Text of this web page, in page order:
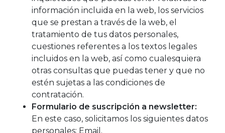
información incluida en la web, los servicios
que se prestan a través de la web, el
tratamiento de tus datos personales,
cuestiones referentes a los textos legales
incluidos en la web, así como cualesquiera
otras consultas que puedas tener y que no
estén sujetas a las condiciones de
contratación.
Formulario de suscripción a newsletter:
En este caso, solicitamos los siguientes datos
personales: Email.